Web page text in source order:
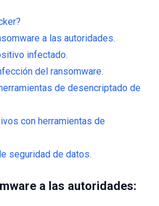
a las autoridades.
infectado.
del ransomware.
de desencriptado de
con herramientas de
seguridad de datos.
a las autoridades: